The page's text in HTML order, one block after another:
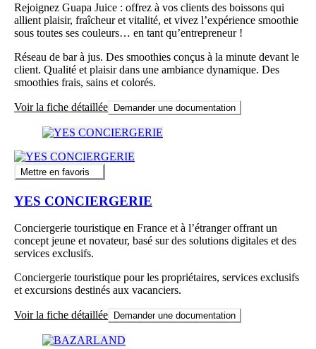
Rejoignez Guapa Juice : offrez à vos clients des boissons qui
allient plaisir, fraîcheur et vitalité, et vivez l’expérience smoothie
sous toutes ses couleurs… en tant qu’entrepreneur !
Réseau de bar à jus. Des smoothies conçus à la minute devant le
client. Qualité et plaisir dans une ambiance dynamique. Des
smoothies frais, sains et colorés.
Voir la fiche détaillée Demander une documentation
Mettre en favoris
YES CONCIERGERIE
Conciergerie touristique en France et à l’étranger offrant un
concept jeune et novateur, basé sur des solutions digitales et des
services exclusifs.
Conciergerie touristique pour les propriétaires, services exclusifs
et excursions destinés aux vacanciers.
Voir la fiche détaillée Demander une documentation